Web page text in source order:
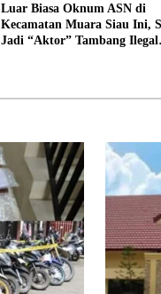
Luar Biasa Oknum ASN di
Kecamatan Muara Siau Ini,
Jadi “Aktor” Tambang Ilegal